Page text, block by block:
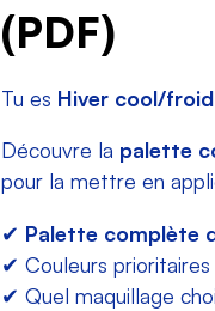
(PDF)
Tu es Hiver cool/froid
Découvre la palette
pour la mettre en
✔ Palette complète
✔ Couleurs
✔ Quel maquillage